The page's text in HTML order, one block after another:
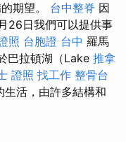
期望。 台中整脊 因
26日我們可以提供事
照 台胞證 台中 羅馬
巴拉頓湖（Lake 推拿
證照 找工作 整骨台
活，由許多結構和